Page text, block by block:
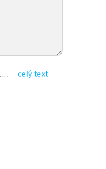
Vyplněním shora uvedených údajů beru na vědomí, že společnost TEXT FACTORY s.r.o., sídlem Brno, Durďákova 336/29, Černá Pole, PSČ: 613 00, IČ: 06157831, zapsané u Krajského soudu v Brně, oddíl C, vložka 100399, bude zpracovávat mé osobní údaje uvedené v rámci mnou vyplněného registračního formuláře na základě oprávněných zájmů TEXT FACTORY s.r.o. dle čl. 6 odst. 1 písm. f) GDPR a pro splnění právních povinností (čl. 6 odst. 1 písm. c) GDPR), a to pro tyto účely: nezbytnost zajistit oprávnění návštěvníka webových stránek provozovaných společností TEXT FACTORY s.r.o. přispívat aktivně ke zveřejněným článkům nebo v rámci diskusních fór a výkon práv TEXT FACTORY s.r.o. jako administrátora těchto diskusních fór. Více informací o zpracování osobních údajů a právech lze nalézt v celý text